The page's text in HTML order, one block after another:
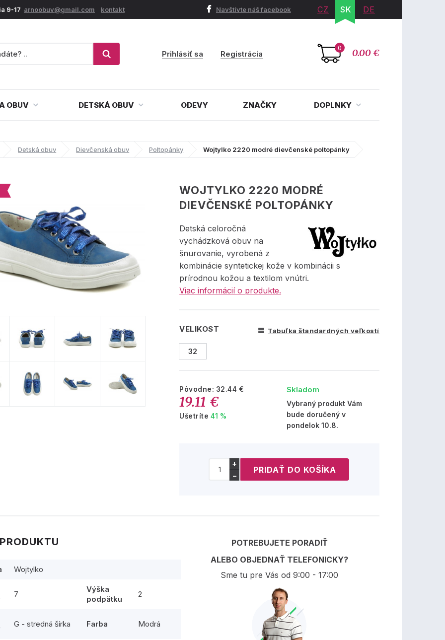
9-17 arnoobuv@gmail.com kontakt Navštívte náš facebook CZ SK DE
0 0.00 €
Prihlásiť sa Registrácia
OBUV DETSKÁ OBUV ODEVY ZNAČKY DOPLNKY
Detská obuv Dievčenská obuv Poltopánky Wojtylko 2220 modré dievčenské poltopánky
WOJTYLKO 2220 MODRÉ
DIEVČENSKÉ POLTOPÁNKY
Detská celoročná
vychádzková obuv na
šnurovanie, vyrobená z
kombinácie syntetickej kože v kombinácii s
prírodnou kožou a textilom vnútri.
Viac informácií o produkte.
VELIKOST Tabuľka štandardných veľkostí
32
Pôvodne:32.44 €
19.11 €
Ušetríte 41 %
Skladom
Vybraný produkt Vám
bude doručený v
pondelok 10.8.
+
−
Wojtylko
7
Výška
podpätku
2
G - stredná šírka Farba Modrá
POTREBUJETE PORADIŤ
ALEBO OBJEDNAŤ TELEFONICKY?
Sme tu pre Vás od 9:00 - 17:00